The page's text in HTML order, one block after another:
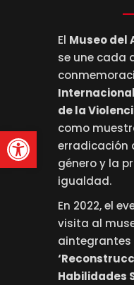
El Museo del
se une cada
de la
como
erradicación
género y la
igualdad.
En 2022, el
visita al
aintegrantes
Habilidades
Abrir